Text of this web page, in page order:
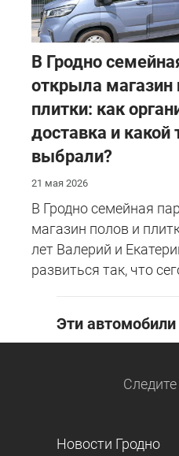
В Гродно
открыла магазин
плитки: как
доставка и какой
выбрали?
21 мая 2026
В Гродно семейная
магазин полов и
лет Валерий и
развиться так, что
Эти
Новости Гродно